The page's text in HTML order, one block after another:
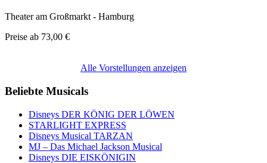
Theater am Großmarkt - Hamburg
Preise ab 73,00 €
Alle Vorstellungen anzeigen
Beliebte Musicals
Disneys DER KÖNIG DER LÖWEN
STARLIGHT EXPRESS
Disneys Musical TARZAN
MJ – Das Michael Jackson Musical
Disneys DIE EISKÖNIGIN